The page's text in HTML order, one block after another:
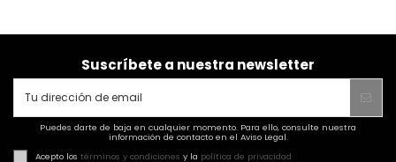
Suscríbete a nuestra newsletter
Puedes darte de baja en cualquier momento. Para ello, consulte nuestra
información de contacto en el Aviso Legal.
Acepto los términos y condiciones y la política de privacidad